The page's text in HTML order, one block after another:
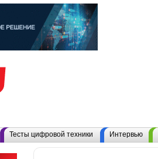
Тесты цифровой техники Интервью